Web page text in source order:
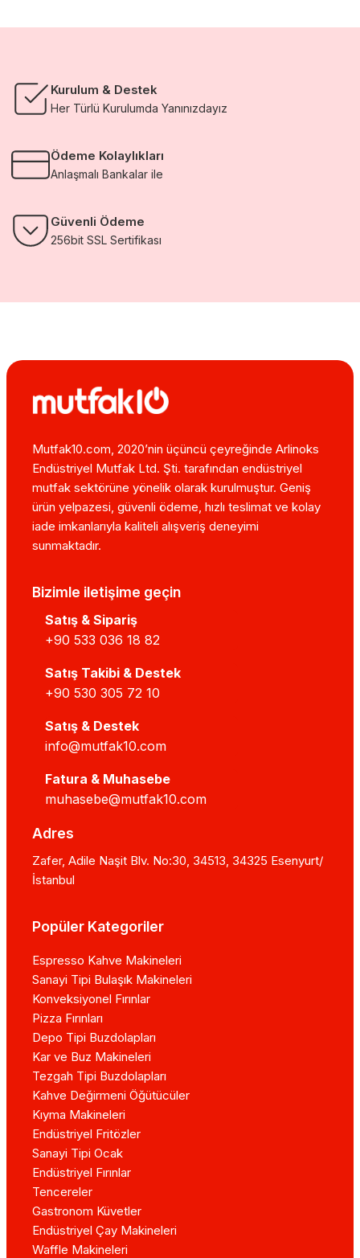
Kurulum & Destek
Her Türlü Kurulumda Yanınızdayız
Ödeme Kolaylıkları
Anlaşmalı Bankalar ile
Güvenli Ödeme
256bit SSL Sertifikası
Mutfak10.com, 2020’nin üçüncü çeyreğinde Arlinoks
Endüstriyel Mutfak Ltd. Şti. tarafından endüstriyel
mutfak sektörüne yönelik olarak kurulmuştur. Geniş
ürün yelpazesi, güvenli ödeme, hızlı teslimat ve kolay
iade imkanlarıyla kaliteli alışveriş deneyimi
sunmaktadır.
Bizimle iletişime geçin
Satış & Sipariş
+90 533 036 18 82
Satış Takibi & Destek
+90 530 305 72 10
Satış & Destek
info@mutfak10.com
Fatura & Muhasebe
muhasebe@mutfak10.com
Adres
Zafer, Adile Naşit Blv. No:30, 34513, 34325 Esenyurt/
İstanbul
Popüler Kategoriler
Espresso Kahve Makineleri
Sanayi Tipi Bulaşık Makineleri
Konveksiyonel Fırınlar
Pizza Fırınları
Depo Tipi Buzdolapları
Kar ve Buz Makineleri
Tezgah Tipi Buzdolapları
Kahve Değirmeni Öğütücüler
Kıyma Makineleri
Endüstriyel Fritözler
Sanayi Tipi Ocak
Endüstriyel Fırınlar
Tencereler
Gastronom Küvetler
Endüstriyel Çay Makineleri
Waffle Makineleri